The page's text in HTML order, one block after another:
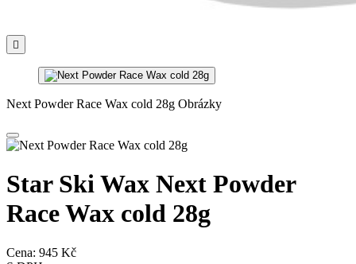

Next Powder Race Wax cold 28g Obrázky
Star Ski Wax Next Powder
Race Wax cold 28g
Cena: 945 Kč